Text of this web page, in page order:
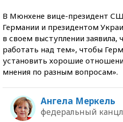
В Мюнхене вице-президент
Германии и президентом
в своем выступлении заявила,
работать над тем», чтобы
установить хорошие
мнения по разным вопросам».
Ангела Меркель
федеральный